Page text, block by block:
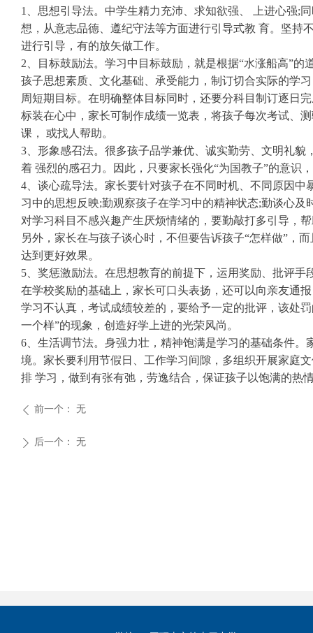
1、思想引导法。中学生精力充沛、求知欲强、 上进心强;
想，从意志品德、遵纪守法等方面进行引导式教 育。坚持
进行引导，有的放矢做工作。
2、目标鼓励法。学习中目标鼓励，就是根据“水涨船高”
孩子思想素质、文化基础、承受能力，制订切合实际的学
周短期目标。在明确整体目标同时，还要分科目制订逐日
标装在心中，家长可制作成绩一览表，将孩子每次考试、
课， 或找人帮助。
3、形象感召法。很多孩子品学兼优、诚实勤劳、文明礼
着 强烈的感召力。因此，只要家长强化“为国教子”的意识
4、谈心疏导法。家长要针对孩子在不同时机、不同原因
习中的思想反映;勤观察孩子在学习中的精神状态;勤谈心
对学习科目不感兴趣产生厌烦情绪的，要勤敲打多引导，
另外，家长在与孩子谈心时，不但要告诉孩子“怎样做”，
达到更好效果。
5、奖惩激励法。在思想教育的前提下，运用奖励、批评
在学校奖励的基础上，家长可口头表扬，还可以向亲友通
学习不认真，考试成绩较差的，要给予一定的批评，该处
一个样”的现象，创造好学上进的光荣风尚。
6、生活调节法。身强力壮，精神饱满是学习的基础条件
境。家长要利用节假日、工作学习间隙，多组织开展家庭
排 学习，做到有张有弛，劳逸结合，保证孩子以饱满的热
ꄴ 前一个： 无
ꄲ 后一个： 无